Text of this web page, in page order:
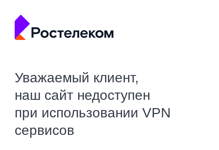
Уважаемый клиент,
наш сайт недоступен
при использовании VPN
сервисов